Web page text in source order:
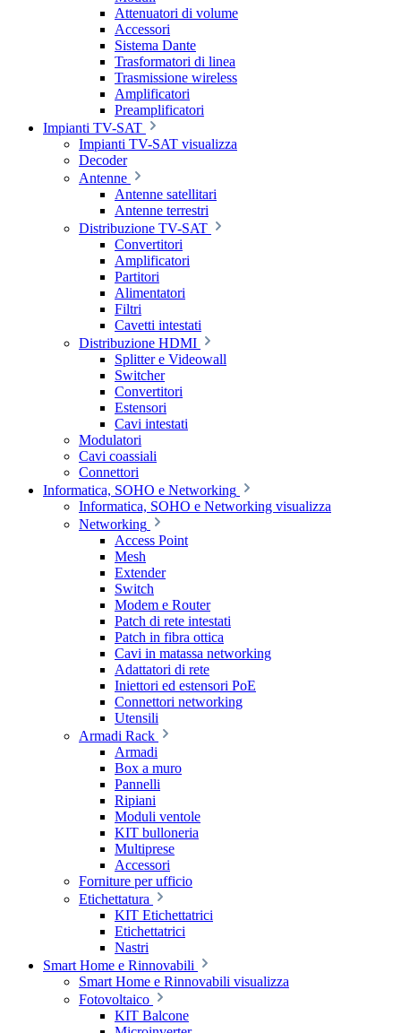
Attenuatori di volume
Accessori
Sistema Dante
Trasformatori di linea
Trasmissione wireless
Amplificatori
Preamplificatori
Impianti TV-SAT
Impianti TV-SAT visualizza
Decoder
Antenne
Antenne satellitari
Antenne terrestri
Distribuzione TV-SAT
Convertitori
Amplificatori
Partitori
Alimentatori
Filtri
Cavetti intestati
Distribuzione HDMI
Splitter e Videowall
Switcher
Convertitori
Estensori
Cavi intestati
Modulatori
Cavi coassiali
Connettori
Informatica, SOHO e Networking
Informatica, SOHO e Networking visualizza
Networking
Access Point
Mesh
Extender
Switch
Modem e Router
Patch di rete intestati
Patch in fibra ottica
Cavi in matassa networking
Adattatori di rete
Iniettori ed estensori PoE
Connettori networking
Utensili
Armadi Rack
Armadi
Box a muro
Pannelli
Ripiani
Moduli ventole
KIT bulloneria
Multiprese
Accessori
Forniture per ufficio
Etichettatura
KIT Etichettatrici
Etichettatrici
Nastri
Smart Home e Rinnovabili
Smart Home e Rinnovabili visualizza
Fotovoltaico
KIT Balcone